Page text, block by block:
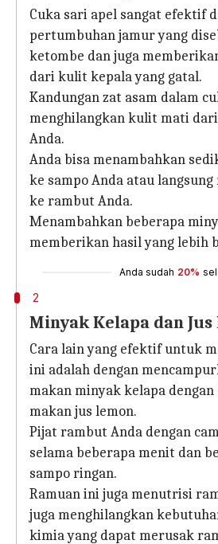
Cuka sari apel sangat efektif
pertumbuhan jamur yang
ketombe dan juga
dari kulit kepala yang gatal.
Kandungan zat asam dalam
menghilangkan kulit mati
Anda.
Anda bisa menambahkan
ke sampo Anda atau
ke rambut Anda.
Menambahkan beberapa
memberikan hasil yang lebih
Anda sudah 20%
2
Minyak Kelapa dan Jus
Cara lain yang efektif untuk
ini adalah dengan
makan minyak kelapa dengan
makan jus lemon.
Pijat rambut Anda dengan
selama beberapa menit dan
sampo ringan.
Ramuan ini juga menutrisi
juga menghilangkan
kimia yang dapat merusak